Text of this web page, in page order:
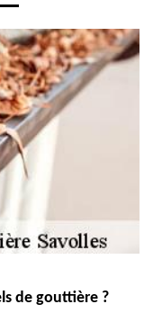
de gouttière ?